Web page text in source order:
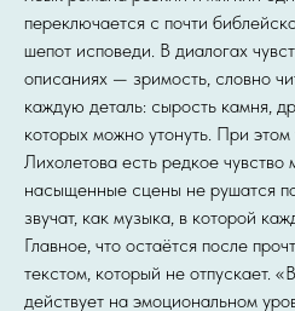
переключается с почти
шепот исповеди. В диалогах
описаниях — зримость, словно
каждую деталь: сырость камня,
которых можно утонуть. При
Лихолетова есть редкое
насыщенные сцены не рушатся
звучат, как музыка, в которой
Главное, что остаётся после
текстом, который не отпускает.
действует на эмоциональном